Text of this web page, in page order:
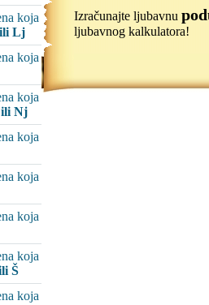
koja
Lj
koja
koja
Nj
koja
koja
koja
koja
Š
koja
Izračunajte ljubavnu
ljubavnog kalkulatora!